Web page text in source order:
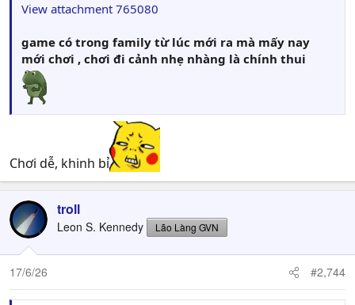
View attachment 765080
game có trong family từ lúc mới ra mà mấy nay
mới chơi , chơi đi cảnh nhẹ nhàng là chính thui
Chơi dễ, khinh bỉ
troll
Leon S. Kennedy Lão Làng GVN
17/6/26 #2,744